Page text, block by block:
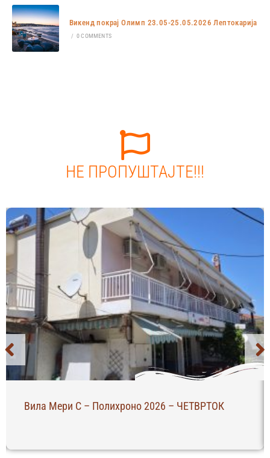
Викенд покрај Олимп 23.05-25.05.2026 Лептокарија
/ 0 COMMENTS
НЕ ПРОПУШТАЈТЕ!!!
Вила Мери С – Полихроно 2026 – ЧЕТВРТОК